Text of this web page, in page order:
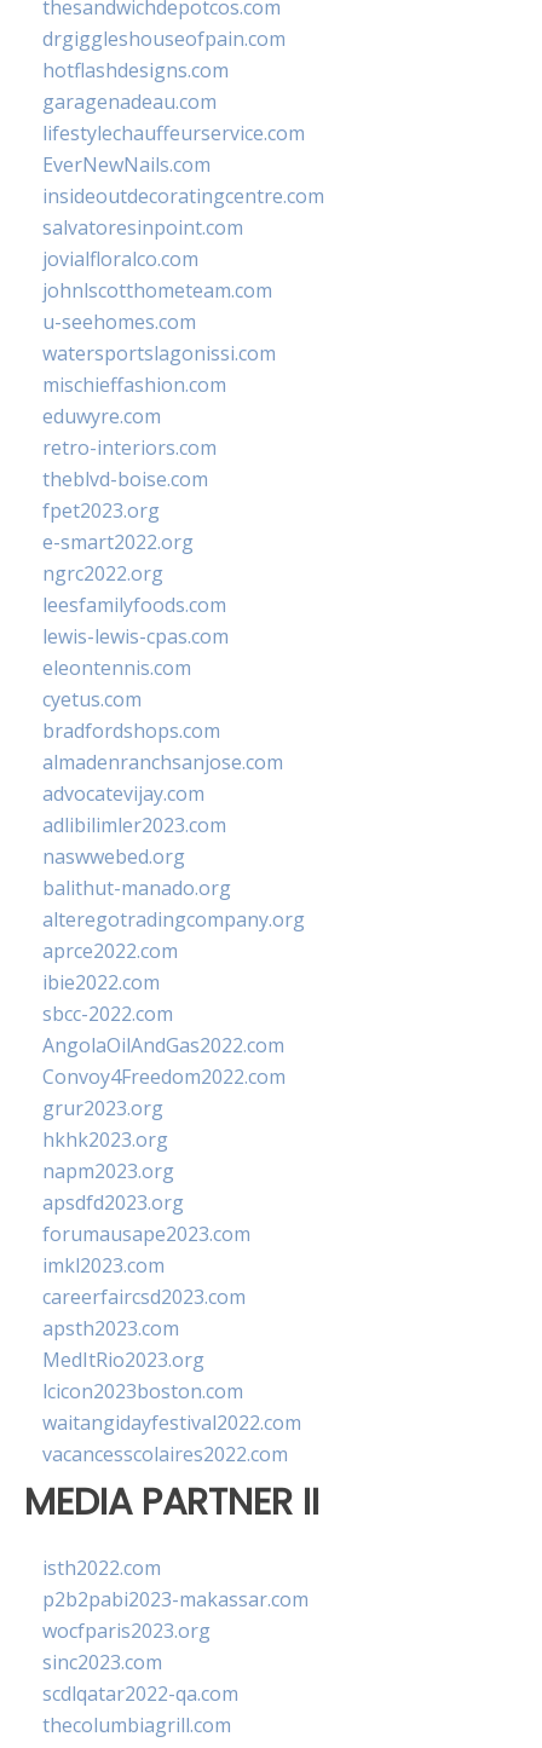
thesandwichdepotcos.com
drgiggleshouseofpain.com
hotflashdesigns.com
garagenadeau.com
lifestylechauffeurservice.com
EverNewNails.com
insideoutdecoratingcentre.com
salvatoresinpoint.com
jovialfloralco.com
johnlscotthometeam.com
u-seehomes.com
watersportslagonissi.com
mischieffashion.com
eduwyre.com
retro-interiors.com
theblvd-boise.com
fpet2023.org
e-smart2022.org
ngrc2022.org
leesfamilyfoods.com
lewis-lewis-cpas.com
eleontennis.com
cyetus.com
bradfordshops.com
almadenranchsanjose.com
advocatevijay.com
adlibilimler2023.com
naswwebed.org
balithut-manado.org
alteregotradingcompany.org
aprce2022.com
ibie2022.com
sbcc-2022.com
AngolaOilAndGas2022.com
Convoy4Freedom2022.com
grur2023.org
hkhk2023.org
napm2023.org
apsdfd2023.org
forumausape2023.com
imkl2023.com
careerfaircsd2023.com
apsth2023.com
MedItRio2023.org
lcicon2023boston.com
waitangidayfestival2022.com
vacancesscolaires2022.com
MEDIA PARTNER II
isth2022.com
p2b2pabi2023-makassar.com
wocfparis2023.org
sinc2023.com
scdlqatar2022-qa.com
thecolumbiagrill.com